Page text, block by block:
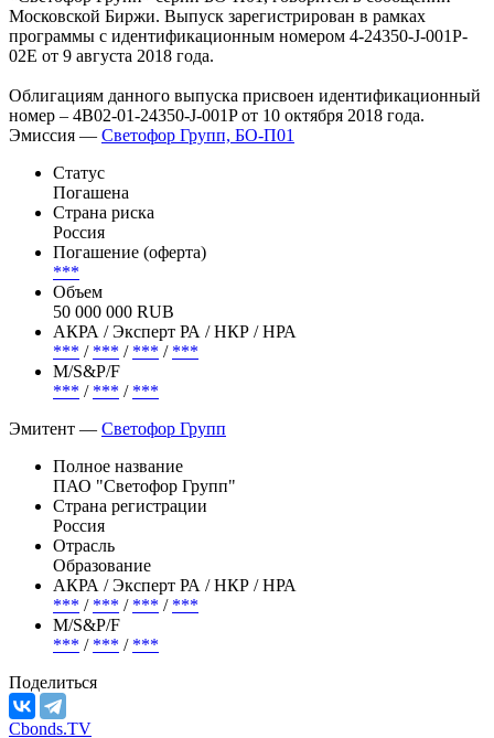
10 октября 2018 Cbonds
С 10 октября в связи с получением соответствующего
заявления в Третий уровень листинга включены облигации
Московской Биржи. Выпуск зарегистрирован в рамках
программы с идентификационным номером 4-24350-J-001P-
02E от 9 августа 2018 года.
Облигациям данного выпуска присвоен идентификационный
номер – 4B02-01-24350-J-001P от 10 октября 2018 года.
Эмиссия —Светофор Групп, БО-П01
Статус
Погашена
Страна риска
Россия
Погашение (оферта)
***
Объем
50 000 000 RUB
*** /***/***/***
***/***/***
Эмитент —Светофор Групп
Полное название
ПАО "Светофор Групп"
Страна регистрации
Россия
Отрасль
Образование
***/***
М/S&P/F
***/